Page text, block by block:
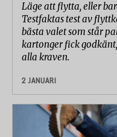
Läge att flytta, eller
Testfaktas test av
bästa valet som står
kartonger fick
alla kraven.
2 JANUARI